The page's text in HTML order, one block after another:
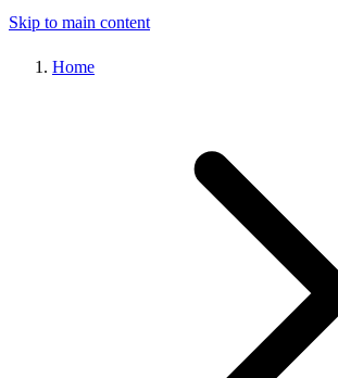
Skip to main content
Home